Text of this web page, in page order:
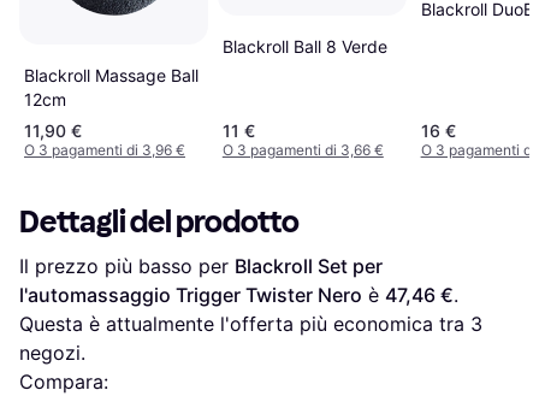
Blackroll Massage Ball
12cm
11,90 €
O 3 pagamenti di 3,96 €
Blackroll Ball 8 Verde
11 €
O 3 pagamenti di 3,66 €
Blackroll
16 €
O 3 pagamenti
Dettagli del prodotto
Il prezzo più basso per Blackroll Set per
l'automassaggio Trigger Twister Nero è 47,46 €.
Questa è attualmente l'offerta più economica tra 3
negozi.
Compara: